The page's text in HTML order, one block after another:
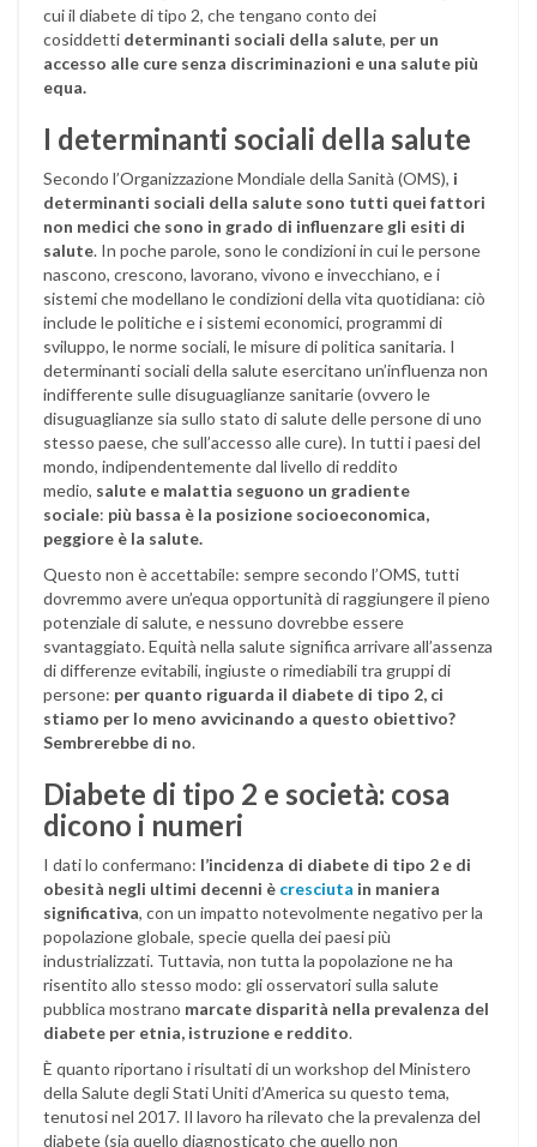
cui il diabete di tipo 2, che tengano conto dei
cosiddetti determinanti sociali della salute, per un
accesso alle cure senza discriminazioni e una salute più
equa.
I determinanti sociali della salute
Secondo l’Organizzazione Mondiale della Sanità (OMS), i
determinanti sociali della salute sono tutti quei fattori
non medici che sono in grado di influenzare gli esiti di
salute. In poche parole, sono le condizioni in cui le persone
nascono, crescono, lavorano, vivono e invecchiano, e i
sistemi che modellano le condizioni della vita quotidiana: ciò
include le politiche e i sistemi economici, programmi di
sviluppo, le norme sociali, le misure di politica sanitaria. I
determinanti sociali della salute esercitano un’influenza non
indifferente sulle disuguaglianze sanitarie (ovvero le
disuguaglianze sia sullo stato di salute delle persone di uno
stesso paese, che sull’accesso alle cure). In tutti i paesi del
mondo, indipendentemente dal livello di reddito
medio, salute e malattia seguono un gradiente
sociale: più bassa è la posizione socioeconomica,
peggiore è la salute.
Questo non è accettabile: sempre secondo l’OMS, tutti
dovremmo avere un’equa opportunità di raggiungere il pieno
potenziale di salute, e nessuno dovrebbe essere
svantaggiato. Equità nella salute significa arrivare all’assenza
di differenze evitabili, ingiuste o rimediabili tra gruppi di
persone: per quanto riguarda il diabete di tipo 2, ci
stiamo per lo meno avvicinando a questo obiettivo?
Sembrerebbe di no.
Diabete di tipo 2 e società: cosa
dicono i numeri
I dati lo confermano: l’incidenza di diabete di tipo 2 e di
obesità negli ultimi decenni è cresciuta in maniera
significativa, con un impatto notevolmente negativo per la
popolazione globale, specie quella dei paesi più
industrializzati. Tuttavia, non tutta la popolazione ne ha
risentito allo stesso modo: gli osservatori sulla salute
pubblica mostrano marcate disparità nella prevalenza del
diabete per etnia, istruzione e reddito.
È quanto riportano i risultati di un workshop del Ministero
della Salute degli Stati Uniti d’America su questo tema,
tenutosi nel 2017. Il lavoro ha rilevato che la prevalenza del
diabete (sia quello diagnosticato che quello non